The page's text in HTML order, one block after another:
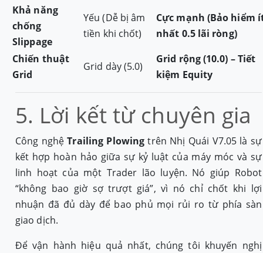
Khả năng
chống
Slippage
Yếu (Dễ bị âm
tiền khi chốt)
Cực mạnh (Bảo hiểm
nhất 0.5 lãi ròng)
Chiến thuật
Grid
Grid dày (5.0)
Grid rộng (10.0) – Tiết
kiệm Equity
5. Lời kết từ chuyên gia
Công nghệTrailing Plowing trên Nhị Quái V7.05 là sự
kết hợp hoàn hảo giữa sự kỷ luật của máy móc và sự
linh hoạt của một Trader lão luyện. Nó giúp Robot
“không bao giờ sợ trượt giá”, vì nó chỉ chốt khi lợi
nhuận đã đủ dày để bao phủ mọi rủi ro từ phía sàn
giao dịch.
Để vận hành hiệu quả nhất, chúng tôi khuyến nghị